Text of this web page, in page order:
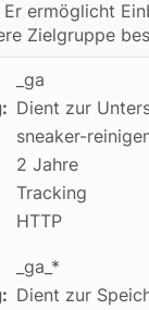
ermöglicht
Zielgruppe
_ga
Dient zur
sneaker-
2 Jahre
Tracking
HTTP
_ga_*
Dient zur